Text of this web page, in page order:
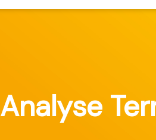
Analyse